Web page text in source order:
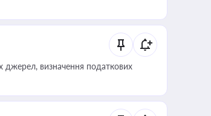
джерел, визначення податкових